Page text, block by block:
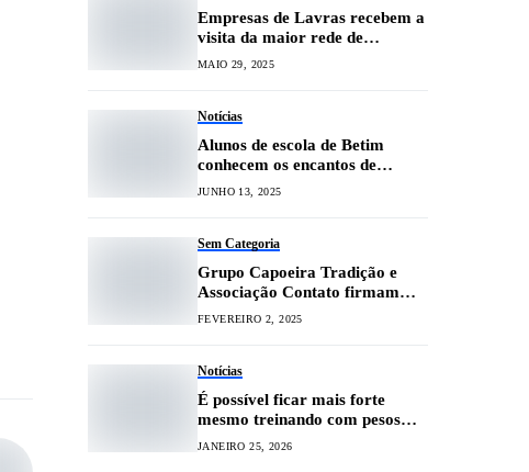
Empresas de Lavras recebem a
visita da maior rede de
alimentos saudáveis de SP e RJ
MAIO 29, 2025
Notícias
Alunos de escola de Betim
conhecem os encantos de
Lavras
JUNHO 13, 2025
Sem Categoria
Grupo Capoeira Tradição e
Associação Contato firmam
parceria para inclusão de
FEVEREIRO 2, 2025
Notícias
É possível ficar mais forte
mesmo treinando com pesos
leves, diz novo estudo
JANEIRO 25, 2026